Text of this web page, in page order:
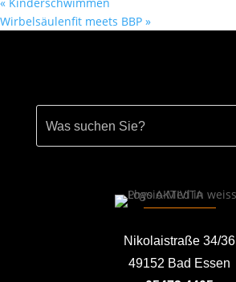
Wirbelsäulenfit meets BBP »
Nikolaistraße 34/36
49152 Bad Essen